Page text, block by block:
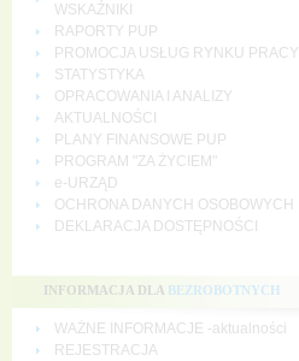
WSKAŹNIKI
RAPORTY PUP
PROMOCJA USŁUG RYNKU PRACY
STATYSTYKA
OPRACOWANIA I ANALIZY
AKTUALNOŚCI
PLANY FINANSOWE PUP
PROGRAM "ZA ŻYCIEM"
e-URZĄD
OCHRONA DANYCH OSOBOWYCH
DEKLARACJA DOSTĘPNOŚCI
INFORMACJA DLA BEZROBOTNYCH
WAŻNE INFORMACJE -aktualności
REJESTRACJA